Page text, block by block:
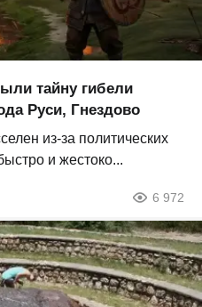
тайну гибели
Руси, Гнездово
из-за политических
и жестоко...
6 972